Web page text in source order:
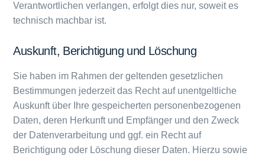
Verantwortlichen verlangen, erfolgt dies nur, soweit es
technisch machbar ist.
Auskunft, Berichtigung und Löschung
Sie haben im Rahmen der geltenden gesetzlichen
Bestimmungen jederzeit das Recht auf unentgeltliche
Auskunft über Ihre gespeicherten personenbezogenen
Daten, deren Herkunft und Empfänger und den Zweck
der Datenverarbeitung und ggf. ein Recht auf
Berichtigung oder Löschung dieser Daten. Hierzu sowie